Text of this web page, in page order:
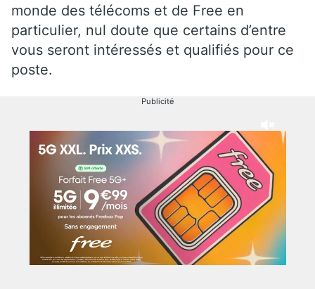
monde des télécoms et de Free en
particulier, nul doute que certains d’entre
vous seront intéressés et qualifiés pour ce
poste.
Publicité